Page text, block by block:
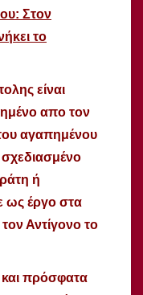
Στον
το
είναι
απο τον
αγαπημένου
σχεδιασμένο
ή
ως έργο στα
Αντίγονο το
και πρόσφατα